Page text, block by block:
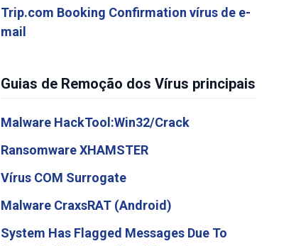
Trip.com Booking Confirmation vírus de e-
mail
Guias de Remoção dos Vírus principais
Malware HackTool:Win32/Crack
Ransomware XHAMSTER
Vírus COM Surrogate
Malware CraxsRAT (Android)
System Has Flagged Messages Due To